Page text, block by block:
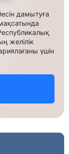
дамытуға
желілік
үшін